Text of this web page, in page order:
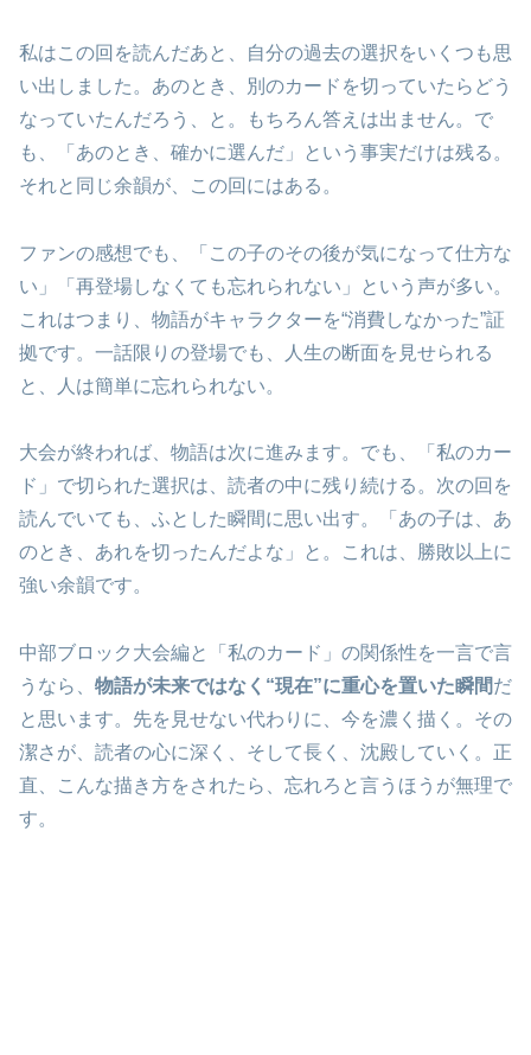
私はこの回を読んだあと、自分の過去の選択をいくつも思
い出しました。あのとき、別のカードを切っていたらどう
なっていたんだろう、と。もちろん答えは出ません。で
も、「あのとき、確かに選んだ」という事実だけは残る。
それと同じ余韻が、この回にはある。
ファンの感想でも、「この子のその後が気になって仕方な
い」「再登場しなくても忘れられない」という声が多い。
これはつまり、物語がキャラクターを“消費しなかった”証
拠です。一話限りの登場でも、人生の断面を見せられる
と、人は簡単に忘れられない。
大会が終われば、物語は次に進みます。でも、「私のカー
ド」で切られた選択は、読者の中に残り続ける。次の回を
読んでいても、ふとした瞬間に思い出す。「あの子は、あ
のとき、あれを切ったんだよな」と。これは、勝敗以上に
強い余韻です。
中部ブロック大会編と「私のカード」の関係性を一言で言
うなら、 物語が未来ではなく“現在”に重心を置いた瞬間だ
と思います。先を見せない代わりに、今を濃く描く。その
潔さが、読者の心に深く、そして長く、沈殿していく。正
直、こんな描き方をされたら、忘れろと言うほうが無理で
す。